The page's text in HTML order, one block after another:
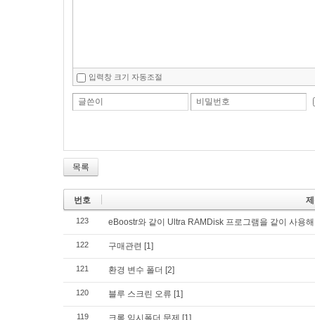
입력창 크기 자동조절
글쓴이 비밀번호
목록
번호
123 eBoostr와 같이 Ultra RAMDisk 프로그램을 같이 사용
122 구매관련 [1]
121 환경 변수 폴더 [2]
120 블루 스크린 오류 [1]
119 크롬 임시폴더 문제 [1]